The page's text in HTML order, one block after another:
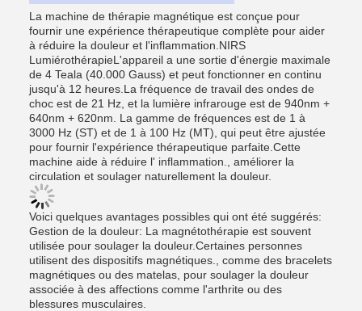
La machine de thérapie magnétique est conçue pour
fournir une expérience thérapeutique complète pour aider
à réduire la douleur et l'inflammation.NIRS
LumiérothérapieL'appareil a une sortie d'énergie maximale
de 4 Teala (40.000 Gauss) et peut fonctionner en continu
jusqu'à 12 heures.La fréquence de travail des ondes de
choc est de 21 Hz, et la lumière infrarouge est de 940nm +
640nm + 620nm. La gamme de fréquences est de 1 à
3000 Hz (ST) et de 1 à 100 Hz (MT), qui peut être ajustée
pour fournir l'expérience thérapeutique parfaite.Cette
machine aide à réduire l' inflammation., améliorer la
circulation et soulager naturellement la douleur.
Voici quelques avantages possibles qui ont été suggérés:
Gestion de la douleur: La magnétothérapie est souvent
utilisée pour soulager la douleur.Certaines personnes
utilisent des dispositifs magnétiques., comme des bracelets
magnétiques ou des matelas, pour soulager la douleur
associée à des affections comme l'arthrite ou des
blessures musculaires.